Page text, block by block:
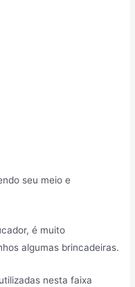
seu meio e
é muito
algumas brincadeiras.
nesta faixa